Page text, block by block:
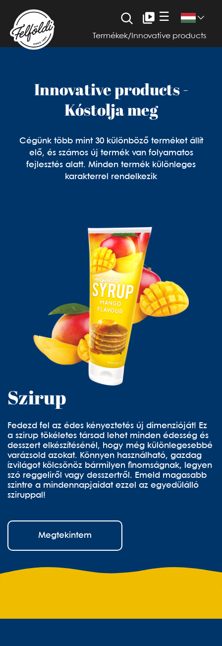
☰
Termékek/ Innovative products
Innovative products -
Kóstolja meg
Cégünk több mint 30 különböző terméket állít
elő, és számos új termék van folyamatos
fejlesztés alatt. Minden termék különleges
karakterrel rendelkezik
Szirup
Fedezd fel az édes kényeztetés új dimenzióját! Ez
a szirup tökéletes társad lehet minden édesség és
desszert elkészítésénél, hogy még különlegesebbé
varázsold azokat. Könnyen használható, gazdag
ízvilágot kölcsönöz bármilyen finomságnak, legyen
szó reggeliről vagy desszertről. Emeld magasabb
szintre a mindennapjaidat ezzel az egyedülálló
sziruppal!
Megtekintem